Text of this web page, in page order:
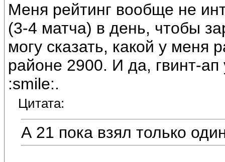
Меня рейтинг вообще не
(3-4 матча) в день, чтобы
могу сказать, какой у меня
районе 2900. И да, гвинт-ап
:smile:.
Цитата:
А 21 пока взял только